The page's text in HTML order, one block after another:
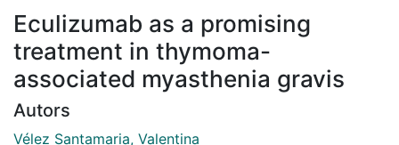
Eculizumab as a promising
treatment in thymoma-
associated myasthenia gravis
Autors
Vélez Santamaria, Valentina